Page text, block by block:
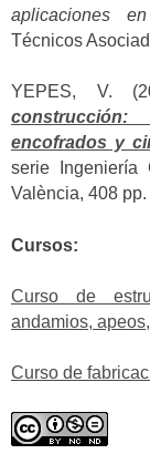
aplicaciones
Técnicos
YEPES, V.
encofrados y
serie Ingeniería
València, 408
Cursos:
Curso de
andamios,
Curso de